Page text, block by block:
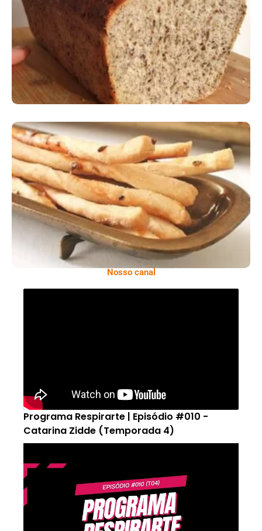
Comer Bem: Pão Low Carb
Comer Bem: Palitinhos De Cebola E Salsa
Nosso canal
Programa Respirarte | Episódio #010 -
Catarina Zidde (Temporada 4)